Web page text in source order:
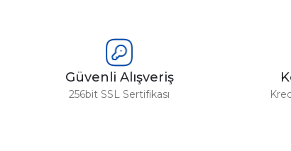
Güvenli Alışveriş
256bit SSL Sertifikası